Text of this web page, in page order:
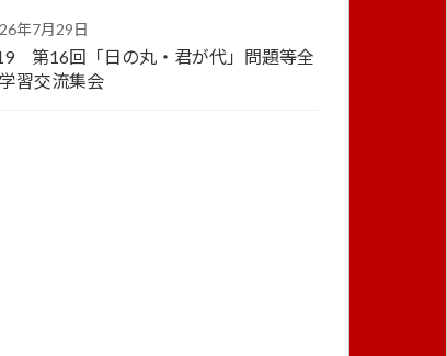
年7月29日
第16回「日の丸・君が代」問題等全
習交流集会